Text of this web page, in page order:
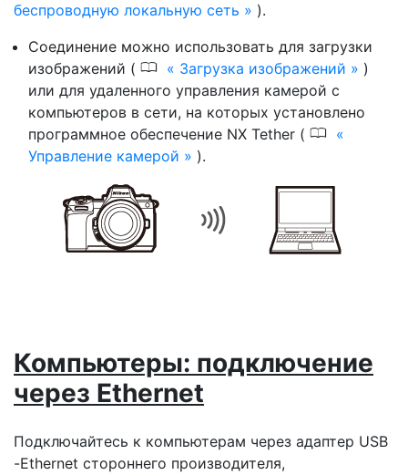
беспроводную локальную сеть
).
Соединение можно использовать для загрузки
изображений ( 0 Загрузка изображений
)
или для удаленного управления камерой с
компьютеров в сети, на которых установлено
программное обеспечение NX Tether ( 0
Управление камерой ).
Компьютеры: подключение
через Ethernet
Подключайтесь к компьютерам через адаптер USB
-Ethernet стороннего производителя,